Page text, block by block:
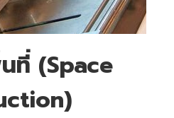
ที่ (Space